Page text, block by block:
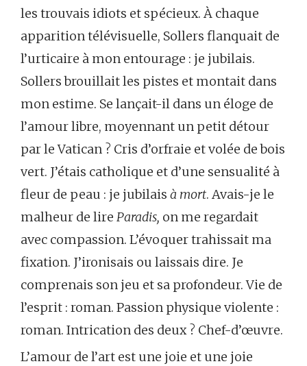
les trouvais idiots et spécieux. À chaque
apparition télévisuelle, Sollers flanquait de
l’urticaire à mon entourage : je jubilais.
Sollers brouillait les pistes et montait dans
mon estime. Se lançait-il dans un éloge de
l’amour libre, moyennant un petit détour
par le Vatican ? Cris d’orfraie et volée de bois
vert. J’étais catholique et d’une sensualité à
fleur de peau : je jubilais à mort. Avais-je le
malheur de lire Paradis, on me regardait
avec compassion. L’évoquer trahissait ma
fixation. J’ironisais ou laissais dire. Je
comprenais son jeu et sa profondeur. Vie de
l’esprit : roman. Passion physique violente :
roman. Intrication des deux ? Chef-d’œuvre.
L’amour de l’art est une joie et une joie